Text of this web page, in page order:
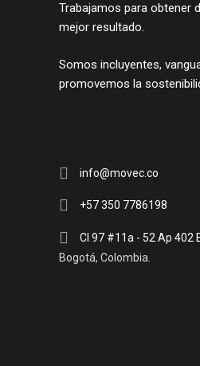
Trabajamos para obtener
mejor resultado.
Somos incluyentes,
promovemos la
info@movec.co
+57 350 7786198
Cl 97 #11a - 52 Ap 402
Bogotá, Colombia.